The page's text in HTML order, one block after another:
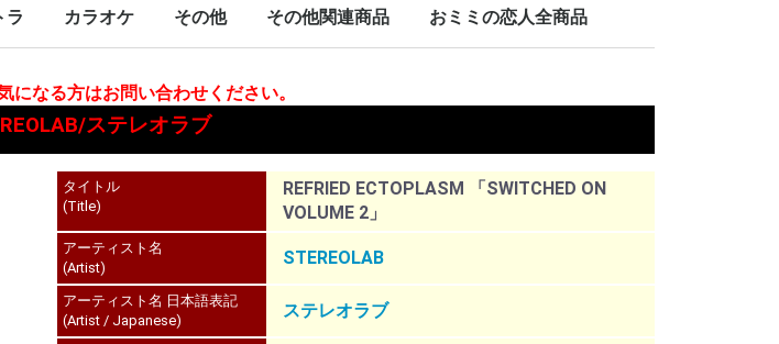
LP/12inch/10inch
7inch LP/12inch/10inch
7inch
ラ カラオケ その他 その他関連商品 おミミの恋人全商品
なる方はお問い合わせください。
ステレオラブ
タイトル
(Title)
REFRIED ECTOPLASM 「SWITCHED ON
VOLUME 2」
アーティスト名
(Artist)
STEREOLAB
アーティスト名 日本語表記
(Artist / Japanese)
ステレオラブ